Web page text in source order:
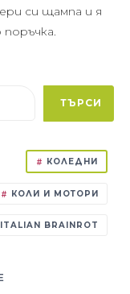
си щампа и я
ТЪРСИ
КОЛЕДНИ
КОЛИ И МОТОРИ
ITALIAN BRAINROT